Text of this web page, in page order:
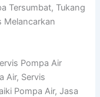
Tersumbat, Tukang
Melancarkan
Pompa Air
Air, Servis
Pompa Air, Jasa